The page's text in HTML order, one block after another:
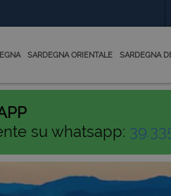
SARDEGNA ORIENTALE SARDEGNA
su whatsapp: